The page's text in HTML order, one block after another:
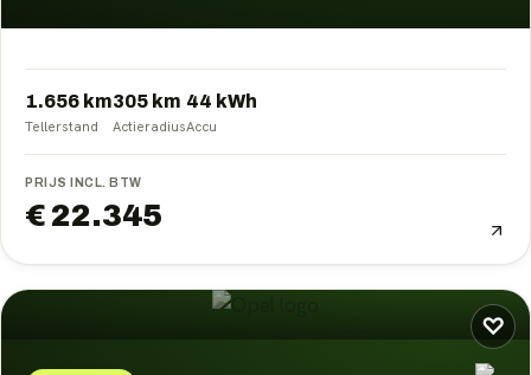
1.656 km
Tellerstand
305 km
Actieradius
44 kWh
Accu
PRIJS INCL. BTW
€ 22.345
♡